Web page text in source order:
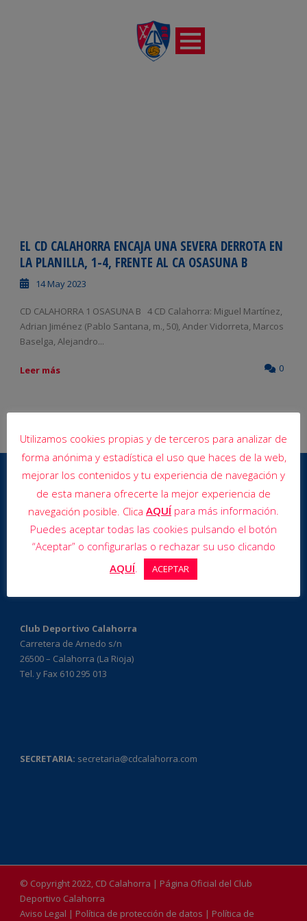
EL CD CALAHORRA ENCAJA UNA SEVERA DERROTA EN
LA PLANILLA, 1-4, FRENTE AL CA OSASUNA B
14 May 2023
CD CALAHORRA 1 OSASUNA B 4 CD Calahorra: Miguel Martínez,
Adrian Jiménez (Pablo Santana, m., 50), Ander Vidorreta, Marcos
Baselga, Alejandro...
Leer más 0
Club Deportivo Calahorra
Carretera de Arnedo s/n
26500 – Calahorra (La Rioja)
Tel. y Fax 610 295 013
SECRETARIA: secretaria@cdcalahorra.com
© Copyright 2022, CD Calahorra | Página Oficial del Club
Deportivo Calahorra
Aviso Legal | Política de protección de datos | Política de
Utilizamos cookies propias y de terceros para analizar de
forma anónima y estadística el uso que haces de la web,
mejorar los contenidos y tu experiencia de navegación y
de esta manera ofrecerte la mejor experiencia de
navegación posible. Clica AQUÍ para más información.
Puedes aceptar todas las cookies pulsando el botón
“Aceptar” o configurarlas o rechazar su uso clicando
AQUÍ. ACEPTAR